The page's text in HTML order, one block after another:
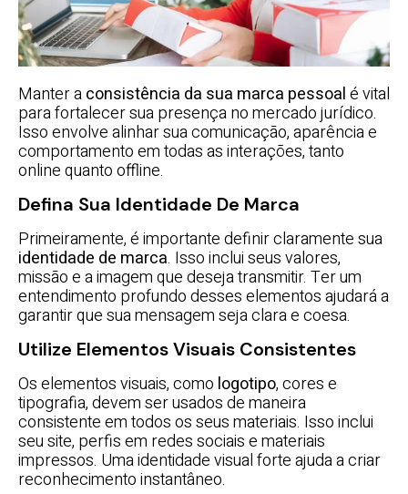
Manter aconsistência da sua marca pessoalé vital
para fortalecer sua presença no mercado jurídico.
Isso envolve alinhar sua comunicação, aparência e
comportamento em todas as interações, tanto
online quanto offline.
Defina Sua Identidade De Marca
Primeiramente, é importante definir claramente sua
identidade de marca. Isso inclui seus valores,
missão e a imagem que deseja transmitir. Ter um
entendimento profundo desses elementos ajudará a
garantir que sua mensagem seja clara e coesa.
Utilize Elementos Visuais Consistentes
Os elementos visuais, como logotipo, cores e
tipografia, devem ser usados de maneira
consistente em todos os seus materiais. Isso inclui
seu site, perfis em redes sociais e materiais
impressos. Uma identidade visual forte ajuda a criar
reconhecimento instantâneo.